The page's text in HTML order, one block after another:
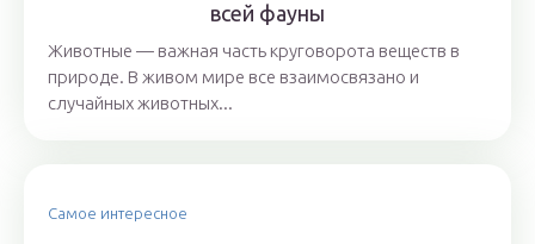
всей фауны
Животные — важная часть круговорота веществ в
природе. В живом мире все взаимосвязано и
случайных животных...
Самое интересное